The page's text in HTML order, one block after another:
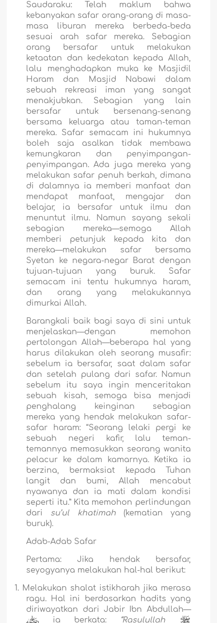
Saudaraku: Telah maklum bahwa
kebanyakan safar orang-orang di masa-
masa liburan mereka berbeda-beda
sesuai arah safar mereka. Sebagian
orang bersafar untuk melakukan
ketaatan dan kedekatan kepada Allah,
lalu menghadapkan muka ke Masjidil
Haram dan Masjid Nabawi dalam
sebuah rekreasi iman yang sangat
menakjubkan. Sebagian yang lain
bersafar untuk bersenang-senang
bersama keluarga atau taman-teman
mereka. Safar semacam ini hukumnya
boleh saja asalkan tidak membawa
kemungkaran dan penyimpangan-
penyimpangan. Ada juga mereka yang
melakukan safar penuh berkah, dimana
di dalamnya ia memberi manfaat dan
mendapat manfaat, mengajar dan
belajar, ia bersafar untuk ilmu dan
menuntut ilmu. Namun sayang sekali
sebagian mereka—semoga Allah
memberi petunjuk kepada kita dan
mereka—melakukan safar bersama
Syetan ke negara-negar Barat dengan
tujuan-tujuan yang buruk. Safar
semacam ini tentu hukumnya haram,
dan orang yang melakukannya
dimurkai Allah.
Barangkali baik bagi saya di sini untuk
menjelaskan—dengan memohon
pertolongan Allah—beberapa hal yang
harus dilakukan oleh seorang musafir:
sebelum ia bersafar, saat dalam safar
dan setelah pulang dari safar. Namun
sebelum itu saya ingin menceritakan
sebuah kisah, semoga bisa menjadi
penghalang keinginan sebagian
mereka yang hendak melakukan safar-
safar haram: “Seorang lelaki pergi ke
sebuah negeri kafir, lalu teman-
temannya memasukkan seorang wanita
pelacur ke dalam kamarnya. Ketika ia
berzina, bermaksiat kepada Tuhan
langit dan bumi, Allah mencabut
nyawanya dan ia mati dalam kondisi
seperti itu.” Kita memohon perlindungan
dari su’ul khatimah(kematian yang
buruk).
Adab-Adab Safar
Pertama: Jika hendak bersafar,
seyogyanya melakukan hal-hal berikut:
1. Melakukan shalat istikharah jika merasa
ragu. Hal ini berdasarkan hadits yang
diriwayatkan dari Jabir Ibn Abdullah—
ia berkata: “Rasulullah